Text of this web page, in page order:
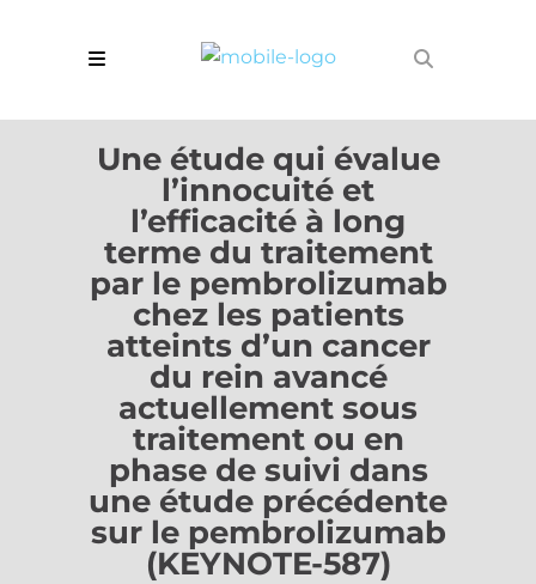
Une étude qui évalue
l’innocuité et
l’efficacité à long
terme du traitement
par le pembrolizumab
chez les patients
atteints d’un cancer
du rein avancé
actuellement sous
traitement ou en
phase de suivi dans
une étude précédente
sur le pembrolizumab
(KEYNOTE-587)